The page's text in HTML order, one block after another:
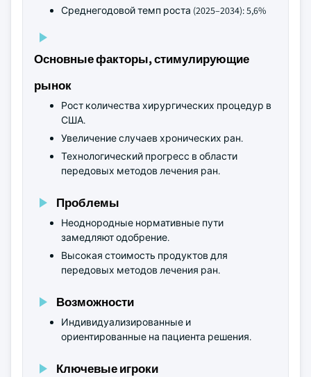
Среднегодовой темп роста (2025–2034): 5,6%
Основные факторы, стимулирующие
рынок
Рост количества хирургических процедур в
США.
Увеличение случаев хронических ран.
Технологический прогресс в области
передовых методов лечения ран.
Проблемы
Неоднородные нормативные пути
замедляют одобрение.
Высокая стоимость продуктов для
передовых методов лечения ран.
Возможности
Индивидуализированные и
ориентированные на пациента решения.
Ключевые игроки